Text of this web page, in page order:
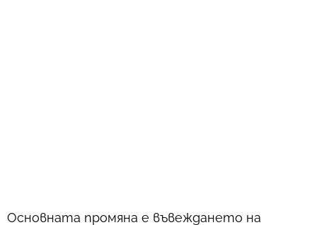
Основната промяна е въвеждането на